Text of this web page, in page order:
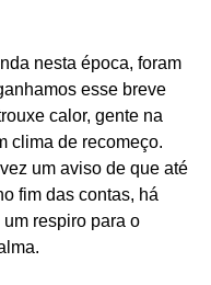
nesta época, foram
esse breve
calor, gente na
clima de recomeço.
um aviso de que até
fim das contas, há
respiro para o